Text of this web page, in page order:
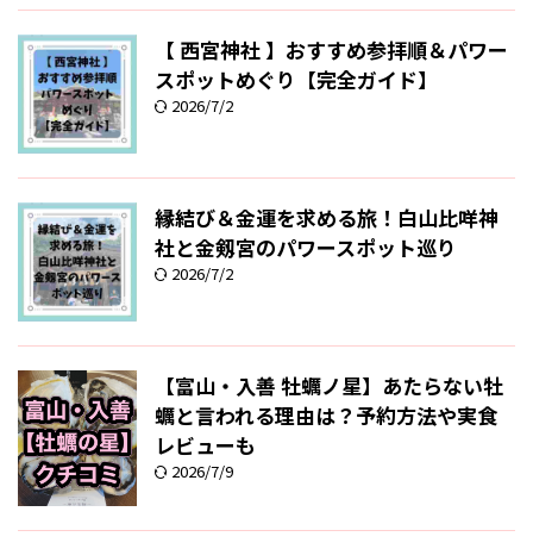
【 西宮神社 】おすすめ参拝順＆パワー
スポットめぐり【完全ガイド】
2026/7/2
縁結び＆金運を求める旅！白山比咩神
社と金剱宮のパワースポット巡り
2026/7/2
【富山・入善 牡蠣ノ星】あたらない牡
蠣と言われる理由は？予約方法や実食
レビューも
2026/7/9